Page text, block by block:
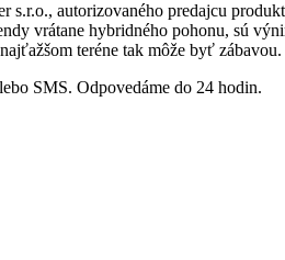
s.r.o., autorizovaného predajcu
vrátane hybridného pohonu, sú
teréne tak môže byť zábavou.
SMS. Odpovedáme do 24 hodin.